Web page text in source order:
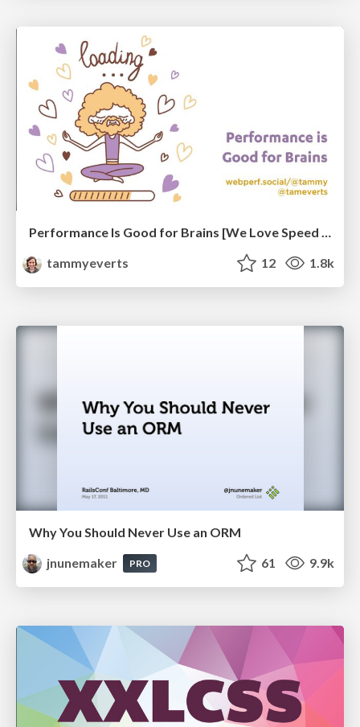
Performance Is Good for Brains [We Love Speed 2024]
tammyeverts
12 1.8k
Why You Should Never Use an ORM
jnunemaker
PRO 61 9.9k